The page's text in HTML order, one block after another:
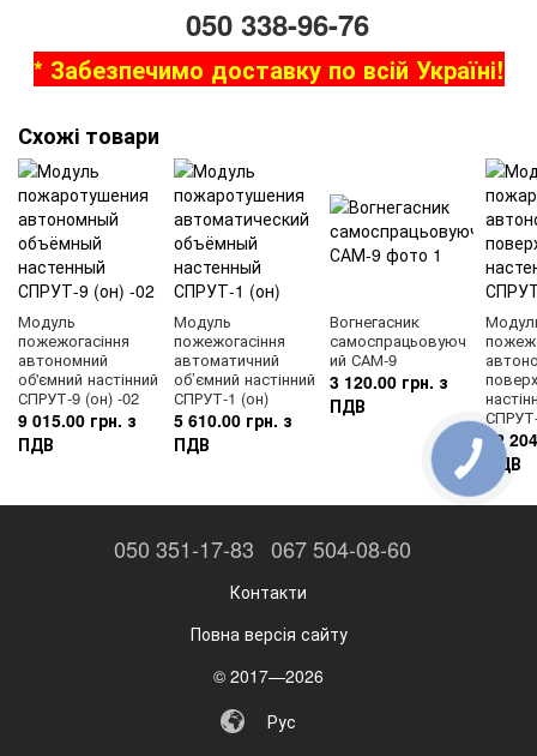
050 338-96-76
* Забезпечимо доставку по всій Україні!
Схожі товари
Модуль
пожежогасіння
автономний
об'ємний настінний
СПРУТ-9 (он) -02
9 015.00 грн. з
ПДВ
Модуль
пожежогасіння
автоматичний
об’ємний настінний
СПРУТ-1 (он)
5 610.00 грн. з
ПДВ
Вогнегасник
самоспрацьовуюч
ий САМ-9
3 120.00 грн. з
ПДВ
12
ПДВ
050 351-17-83 067 504-08-60
Контакти
Повна версія сайту
© 2017—2026
Рус
КНОПКА
ЗВ'ЯЗКУ